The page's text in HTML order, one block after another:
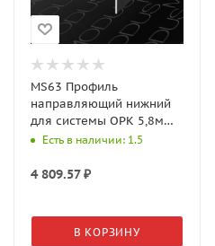
MS63 Профиль
направляющий нижний
для системы OPK 5,8м
A00 Серебро матовое
Есть в наличии: 1.5
4 809.57₽
В КОРЗИНУ